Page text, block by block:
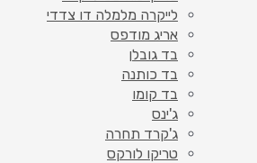
לייקרה מלמלה דו צדדי
אריג מודפס
בד גובלן
בד כותנה
בד קומו
ג'ינס
ג'קרד תחרה
טריקו לורקס